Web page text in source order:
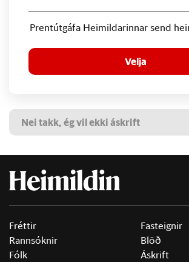
Prentútgáfa Heimildarinnar send
Velja
Nei takk, ég vil ekki áskrift
Fréttir
Rannsóknir
Fólk
Fasteignir
Blöð
Áskrift